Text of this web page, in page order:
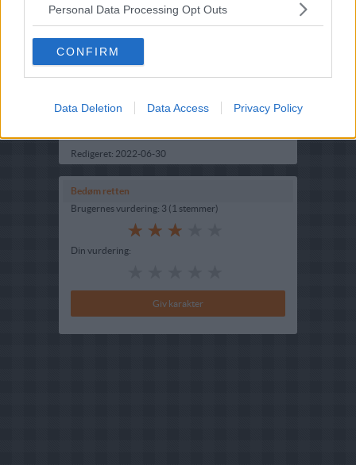
Personal Data Processing Opt Outs
CONFIRM
Data Deletion Data Access Privacy Policy
Ret :Forretter
Hovedingrediens :Æg-Hønseæg
Indsendt af : lis
Redigeret: 2022-06-30
Bedøm retten
Brugernes vurdering: 3 (1 stemmer)
Din vurdering: